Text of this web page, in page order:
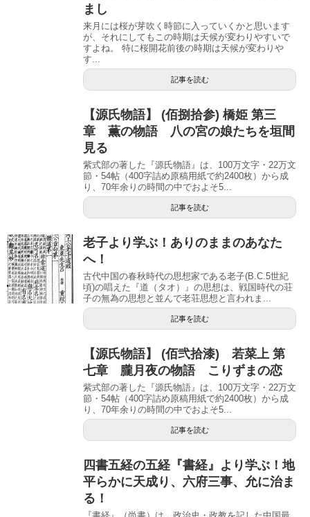
まし
来月には桜が芽吹く時節に入っていくかと思います
が、それにしてもこの時期は天候が変わりやすいで
すよね。 特に桜開花前後の時期は天候が変わりや
す...
記事を読む
【源氏物語】 (佰捌拾参) 橋姫 第三
章 薫の物語 八の宮の娘たちを垣間
見る
紫式部の著した『源氏物語』は、100万文字・22万文
節・54帖（400字詰め原稿用紙で約2400枚）から成
り、70年余りの時間の中でおよそ5...
記事を読む
老子より学ぶ！ありのままのあなた
へ！
古代中国の春秋時代の思想家である老子(B.C.5世紀
頃)の唱えた『道（タオ）』の思想は、戦国時代の荘
子の無為の思想と並んで老荘思想と言われま...
記事を読む
【源氏物語】 (佰弐拾漆) 若菜上 第
七章 朧月夜の物語 こりずまの恋
紫式部の著した『源氏物語』は、100万文字・22万文
節・54帖（400字詰め原稿用紙で約2400枚）から成
り、70年余りの時間の中でおよそ5...
記事を読む
四書五経の五経『書経』より学ぶ！地
平らかに天成り、六府三事、允に治ま
る！